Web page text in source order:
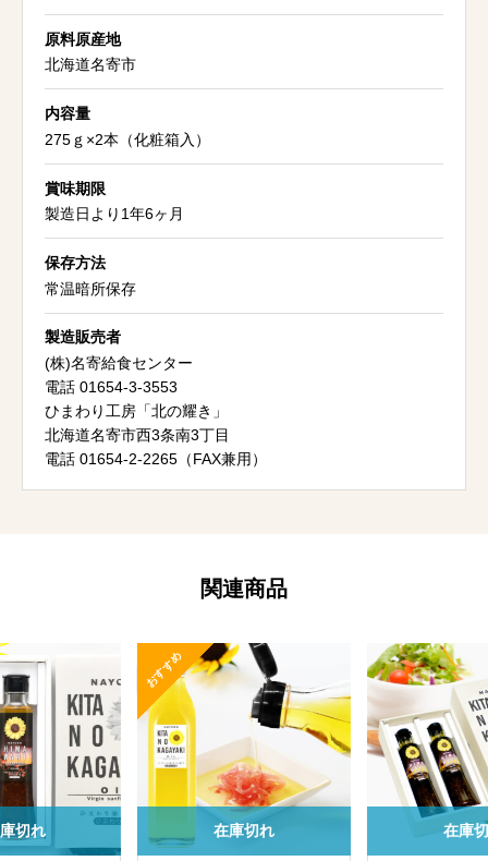
原料原産地
北海道名寄市
内容量
275ｇ×2本（化粧箱入）
賞味期限
製造日より1年6ヶ月
保存方法
常温暗所保存
製造販売者
(株)名寄給食センター
電話 01654-3-3553
ひまわり工房「北の耀き」
北海道名寄市西3条南3丁目
電話 01654-2-2265（FAX兼用）
関連商品
め
在庫切れ